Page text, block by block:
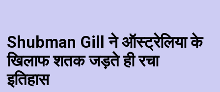
Shubman Gill ने ऑस्‍ट्रेलिया के
खिलाफ शतक जड़ते ही रचा
इतिहास